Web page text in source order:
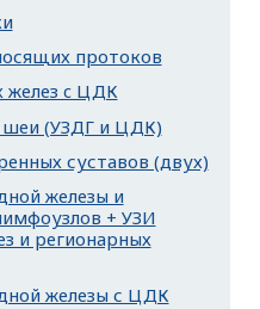
протоков
желез c ЦДК
шеи (УЗДГ и ЦДК)
суставов (двух)
железы и
+ УЗИ
и регионарных
железы с ЦДК